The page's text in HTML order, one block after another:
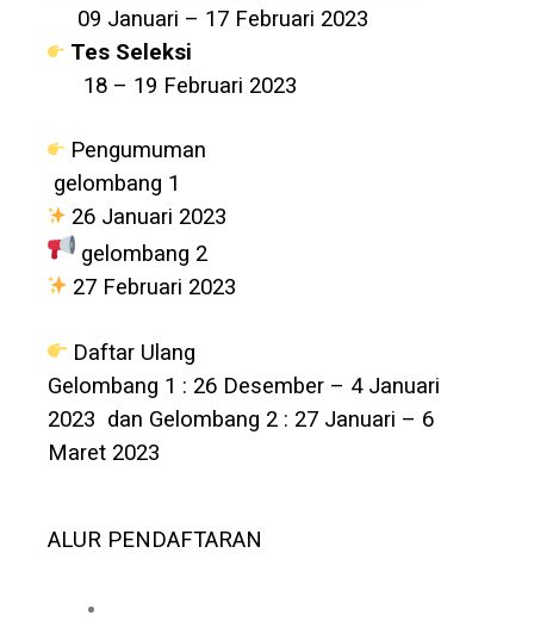
09 Januari – 17 Februari 2023
Tes Seleksi
18 – 19 Februari 2023
Pengumuman
gelombang 1
26 Januari 2023
gelombang 2
27 Februari 2023
Daftar Ulang
Gelombang 1 : 26 Desember – 4 Januari
2023 dan Gelombang 2 : 27 Januari – 6
Maret 2023
ALUR PENDAFTARAN